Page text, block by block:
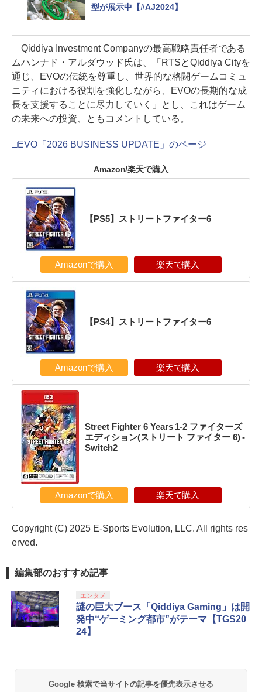
型が展示中【#AJ2024】
Qiddiya Investment Companyの最高戦略責任者である
ムハンナド・アルダウッド氏は、「RTSとQiddiya Cityを
通じ、EVOの伝統を尊重し、世界的な格闘ゲームコミュ
ニティにおける役割を強化しながら、EVOの長期的な成
長を支援することに尽力していく」とし、これはゲーム
の未来への投資、ともコメントしている。
□EVO「2026 BUSINESS UPDATE」のページ
Amazon/楽天で購入
【PS5】ストリートファイター6
Amazonで購入 楽天で購入
【PS4】ストリートファイター6
Amazonで購入 楽天で購入
Street Fighter 6 Years 1-2 ファイターズ
エディション(ストリート ファイター 6) -
Switch2
Amazonで購入 楽天で購入
Copyright (C) 2025 E-Sports Evolution, LLC. All rights res
erved.
編集部のおすすめ記事
エンタメ
謎の巨大ブース「Qiddiya Gaming」は開
発中“ゲーミング都市”がテーマ【TGS20
24】
Google 検索で当サイトの記事を優先表示させる